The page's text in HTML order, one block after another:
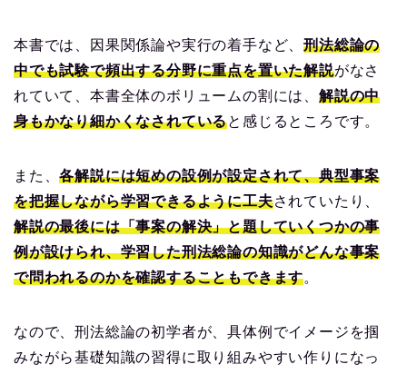
本書では、因果関係論や実行の着手など、刑法総論の
中でも試験で頻出する分野に重点を置いた解説がなさ
れていて、本書全体のボリュームの割には、 解説の中
身もかなり細かくなされていると感じるところです。
また、各解説には短めの設例が設定されて、典型事案
を把握しながら学習できるように工夫されていたり、
解説の最後には「事案の解決」と題していくつかの事
例が設けられ、学習した刑法総論の知識がどんな事案
で問われるのかを確認することもできます。
なので、刑法総論の初学者が、具体例でイメージを掴
みながら基礎知識の習得に取り組みやすい作りになっ